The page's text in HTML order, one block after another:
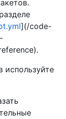
](/code-
используйте